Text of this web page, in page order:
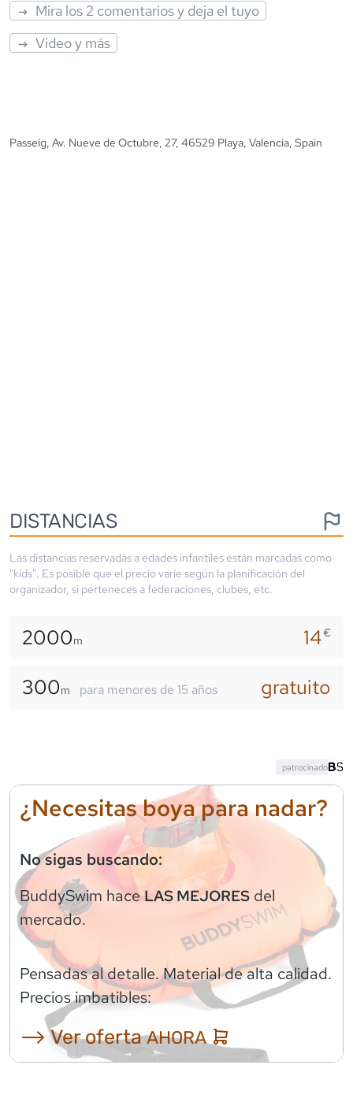
Mira los 2 comentarios y deja el tuyo
Video y más
Passeig, Av. Nueve de Octubre, 27, 46529 Playa, Valencia, Spain
DISTANCIAS
Las distancias reservadas a edades infantiles están marcadas como
"kids". Es posible que el precio varíe según la planificación del
organizador, si perteneces a federaciones, clubes, etc.
2000m 14€
300m para menores de 15 años gratuito
¿Necesitas boya para nadar?
No sigas buscando:
BuddySwim haceLAS MEJORES del
mercado.
Pensadas al detalle. Material de alta calidad.
Precios imbatibles:
⟶ Ver ofertaAHORA
patrocinado